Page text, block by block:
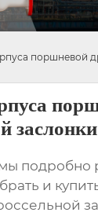
поршневой
заслонки
мы подробно
и